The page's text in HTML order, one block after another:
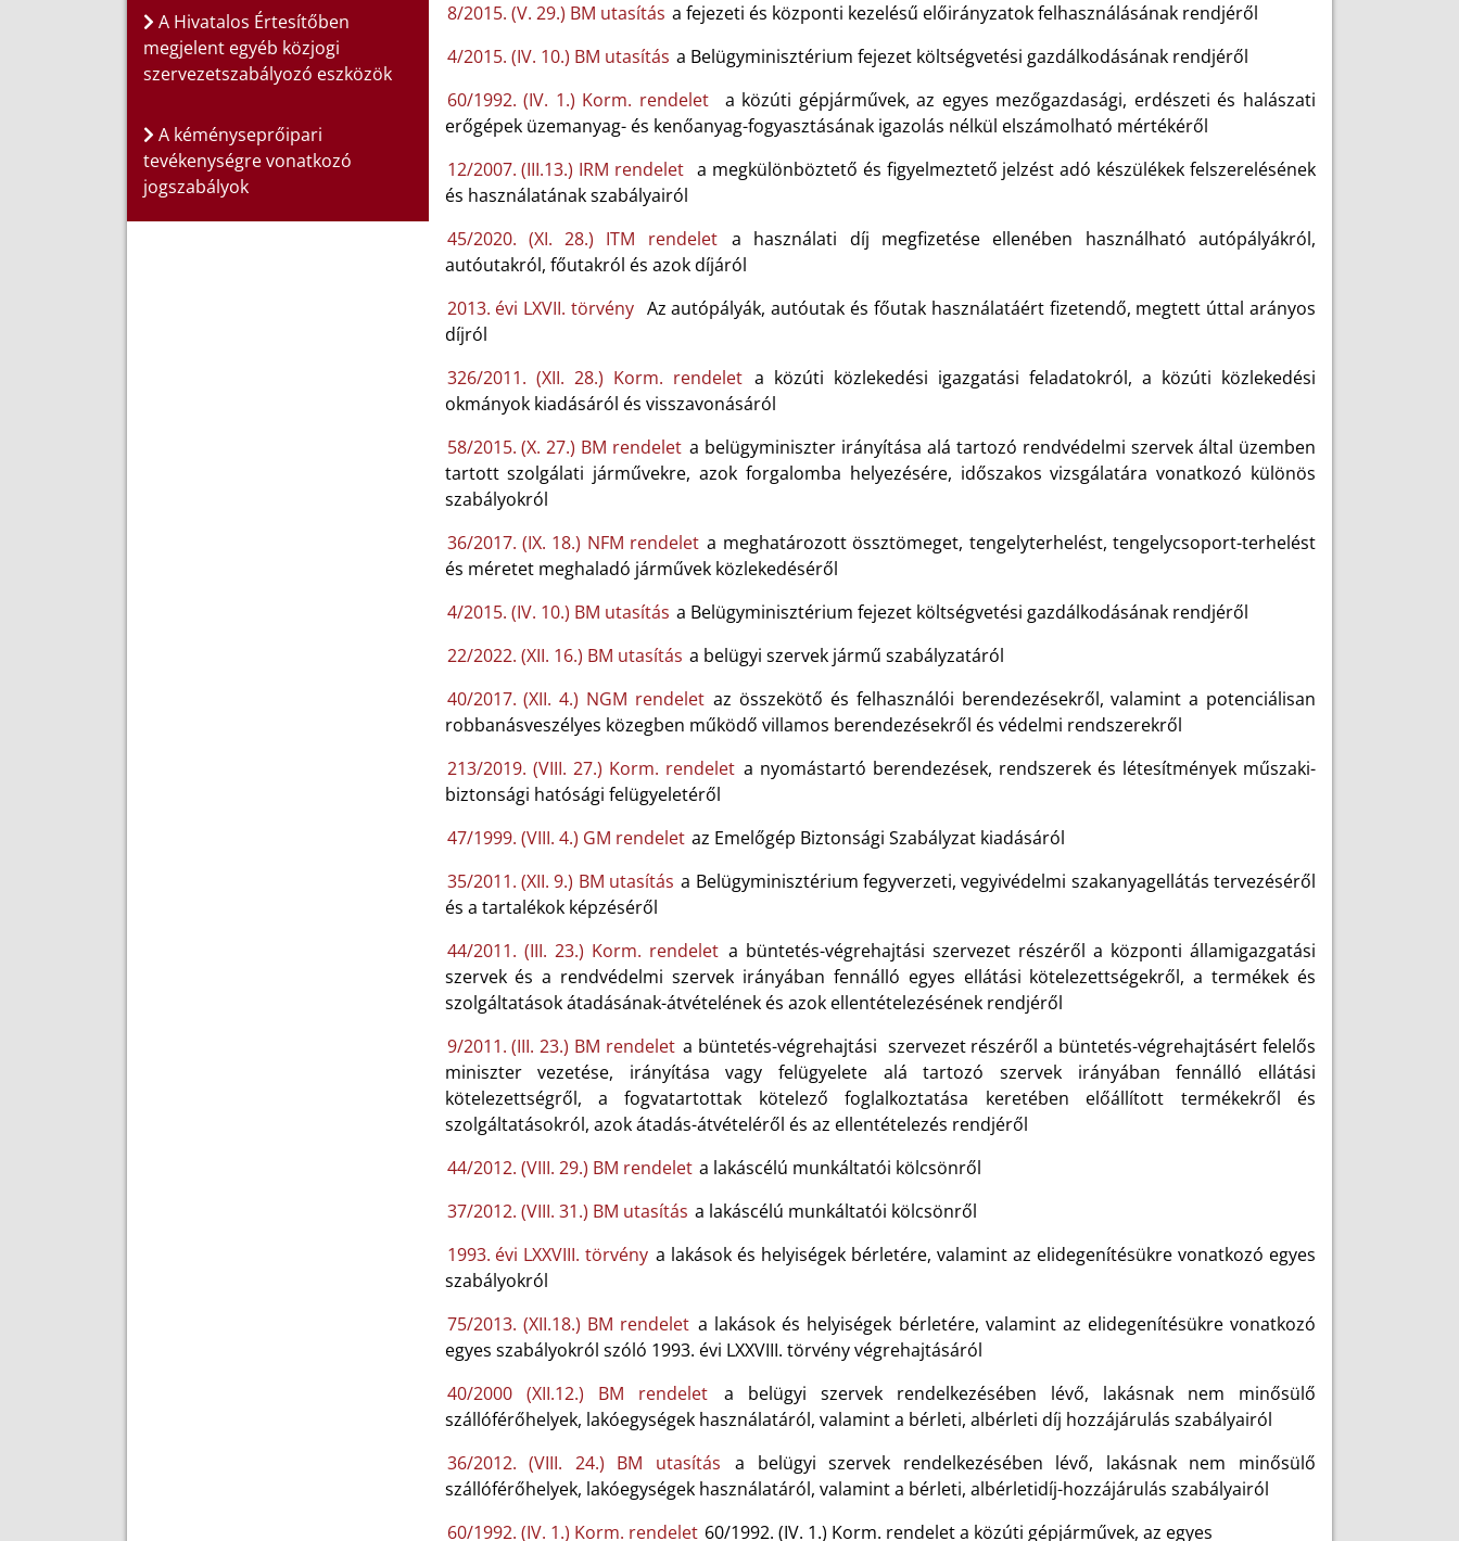
A Hivatalos Értesítőben
megjelent egyéb közjogi
szervezetszabályozó eszközök
A kéményseprőipari
tevékenységre vonatkozó
jogszabályok
8/2015. (V. 29.) BM utasítás a fejezeti és központi kezelésű előirányzatok felhasználásának rendjéről
4/2015. (IV. 10.) BM utasítás a Belügyminisztérium fejezet költségvetési gazdálkodásának rendjéről
60/1992. (IV. 1.) Korm. rendelet a közúti gépjárművek, az egyes mezőgazdasági, erdészeti és halászati
erőgépek üzemanyag- és kenőanyag-fogyasztásának igazolás nélkül elszámolható mértékéről
12/2007. (III.13.) IRM rendelet a megkülönböztető és figyelmeztető jelzést adó készülékek felszerelésének
és használatának szabályairól
45/2020. (XI. 28.) ITM rendelet a használati díj megfizetése ellenében használható autópályákról,
autóutakról, főutakról és azok díjáról
2013. évi LXVII. törvény Az autópályák, autóutak és főutak használatáért fizetendő, megtett úttal arányos
díjról
326/2011. (XII. 28.) Korm. rendelet a közúti közlekedési igazgatási feladatokról, a közúti közlekedési
okmányok kiadásáról és visszavonásáról
58/2015. (X. 27.) BM rendelet a belügyminiszter irányítása alá tartozó rendvédelmi szervek által üzemben
tartott szolgálati járművekre, azok forgalomba helyezésére, időszakos vizsgálatára vonatkozó különös
szabályokról
36/2017. (IX. 18.) NFM rendelet a meghatározott össztömeget, tengelyterhelést, tengelycsoport-terhelést
és méretet meghaladó járművek közlekedéséről
4/2015. (IV. 10.) BM utasítás a Belügyminisztérium fejezet költségvetési gazdálkodásának rendjéről
22/2022. (XII. 16.) BM utasítás a belügyi szervek jármű szabályzatáról
40/2017. (XII. 4.) NGM rendelet az összekötő és felhasználói berendezésekről, valamint a potenciálisan
robbanásveszélyes közegben működő villamos berendezésekről és védelmi rendszerekről
213/2019. (VIII. 27.) Korm. rendelet a nyomástartó berendezések, rendszerek és létesítmények műszaki-
biztonsági hatósági felügyeletéről
47/1999. (VIII. 4.) GM rendelet az Emelőgép Biztonsági Szabályzat kiadásáról
35/2011. (XII. 9.) BM utasítás a Belügyminisztérium fegyverzeti, vegyivédelmi szakanyagellátás tervezéséről
és a tartalékok képzéséről
44/2011. (III. 23.) Korm. rendelet a büntetés-végrehajtási szervezet részéről a központi államigazgatási
szervek és a rendvédelmi szervek irányában fennálló egyes ellátási kötelezettségekről, a termékek és
szolgáltatások átadásának-átvételének és azok ellentételezésének rendjéről
9/2011. (III. 23.) BM rendelet a büntetés-végrehajtási szervezet részéről a büntetés-végrehajtásért felelős
miniszter vezetése, irányítása vagy felügyelete alá tartozó szervek irányában fennálló ellátási
kötelezettségről, a fogvatartottak kötelező foglalkoztatása keretében előállított termékekről és
szolgáltatásokról, azok átadás-átvételéről és az ellentételezés rendjéről
44/2012. (VIII. 29.) BM rendelet a lakáscélú munkáltatói kölcsönről
37/2012. (VIII. 31.) BM utasítás a lakáscélú munkáltatói kölcsönről
1993. évi LXXVIII. törvény a lakások és helyiségek bérletére, valamint az elidegenítésükre vonatkozó egyes
szabályokról
75/2013. (XII.18.) BM rendelet a lakások és helyiségek bérletére, valamint az elidegenítésükre vonatkozó
egyes szabályokról szóló 1993. évi LXXVIII. törvény végrehajtásáról
40/2000 (XII.12.) BM rendelet a belügyi szervek rendelkezésében lévő, lakásnak nem minősülő
szállóférőhelyek, lakóegységek használatáról, valamint a bérleti, albérleti díj hozzájárulás szabályairól
36/2012. (VIII. 24.) BM utasítás
a belügyi szervek rendelkezésében lévő, lakásnak nem minősülő
szállóférőhelyek, lakóegységek használatáról, valamint a bérleti, albérletidíj-hozzájárulás szabályairól
60/1992. (IV. 1.) Korm. rendelet 60/1992. (IV. 1.) Korm. rendelet a közúti gépjárművek, az egyes